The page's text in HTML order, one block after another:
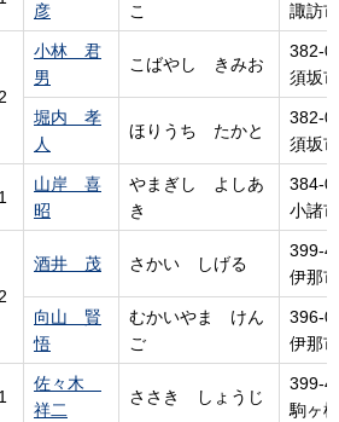
彦 こ 諏訪
小林 君
男
こばやし きみお
382-
須坂
堀内 孝
人
ほりうち たかと
382-
須坂
1
山岸 喜
昭
やまぎし よ しあ
き
384-
小諸
酒井 茂 さかい しげる
399-
伊那
向山 賢
悟
むかいやま けん
ご
396-
伊那
1
佐々木
祥二
ささき し ょうじ
399-
駒ヶ